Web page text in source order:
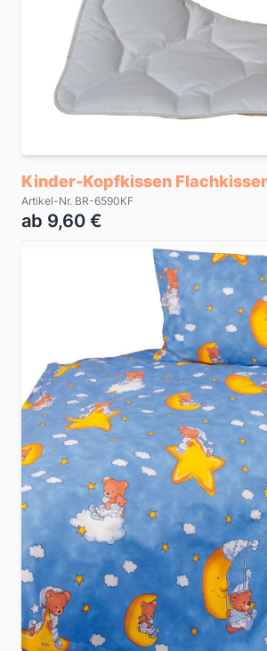
Kinder-Kopfkissen
Artikel-Nr. BR-6590KF
ab 9,60 €